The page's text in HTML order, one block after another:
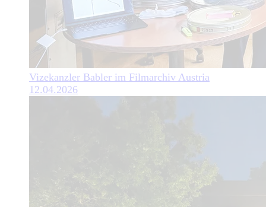
Vizekanzler Babler im Filmarchiv Austria
12.04.2026